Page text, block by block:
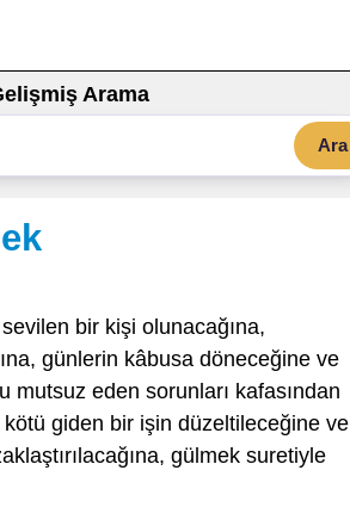
Arama
Ara
bir kişi olunacağına,
günlerin kâbusa döneceğine ve
eden sorunları kafasından
giden bir işin düzeltileceğine ve
gülmek suretiyle